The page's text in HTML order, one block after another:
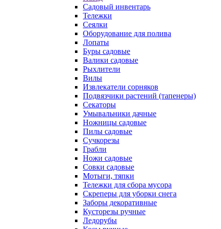
Садовый инвентарь
Тележки
Сеялки
Оборудование для полива
Лопаты
Буры садовые
Валики садовые
Рыхлители
Вилы
Извлекатели сорняков
Подвязчики растений (тапенеры)
Секаторы
Умывальники дачные
Ножницы садовые
Пилы садовые
Сучкорезы
Грабли
Ножи садовые
Совки садовые
Мотыги, тяпки
Тележки для сбора мусора
Скреперы для уборки снега
Заборы декоративные
Кусторезы ручные
Ледорубы